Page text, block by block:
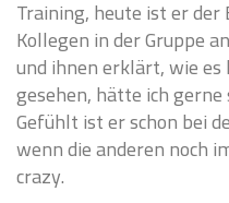
Training, heute ist er der
Kollegen in der Gruppe
und ihnen erklärt, wie
gesehen, hätte ich
Gefühlt ist er schon bei
wenn die anderen noch
crazy.